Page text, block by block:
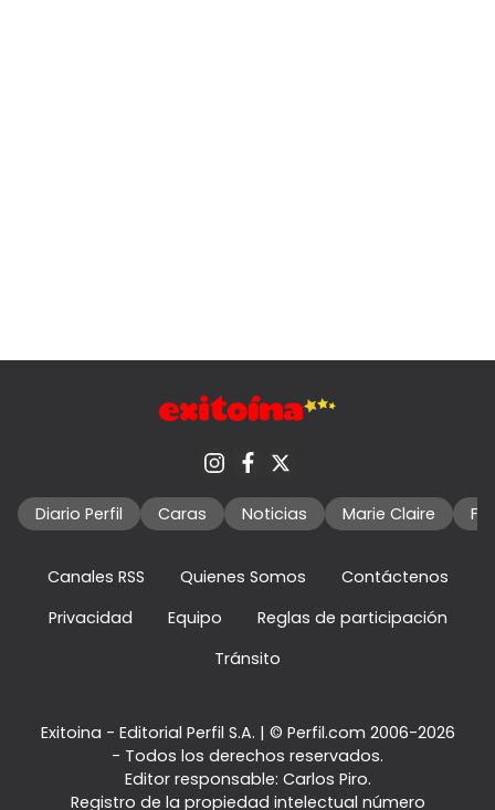
Diario Perfil Caras Noticias Marie Claire
Canales RSS Quienes Somos
Contáctenos
Privacidad
Equipo
Reglas de participación
Tránsito
Exitoina - Editorial Perfil S.A. | © Perfil.com 2006-2026
- Todos los derechos reservados.
Editor responsable: Carlos Piro.
Registro de la propiedad intelectual número